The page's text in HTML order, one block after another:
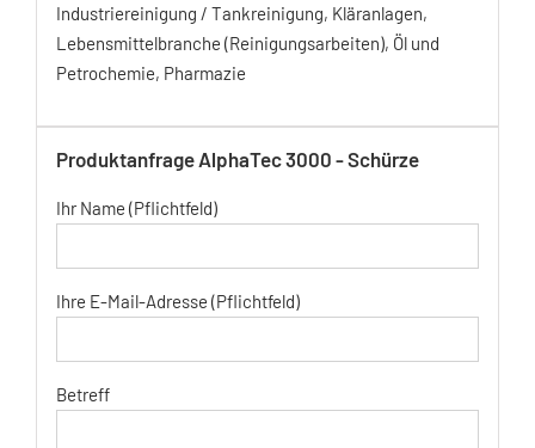
Industriereinigung / Tankreinigung, Kläranlagen,
Lebensmittelbranche (Reinigungsarbeiten), Öl und
Petrochemie, Pharmazie
Produktanfrage AlphaTec 3000 - Schürze
Ihr Name (Pflichtfeld)
Ihre E-Mail-Adresse (Pflichtfeld)
Betreff